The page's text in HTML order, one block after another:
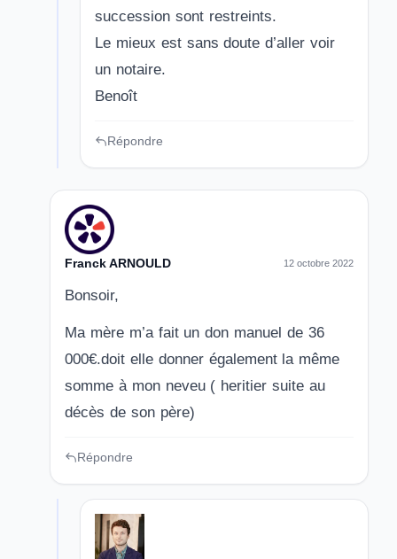
succession sont restreints.
Le mieux est sans doute d’aller voir
un notaire.
Benoît
Répondre
Franck ARNOULD 12 octobre 2022
Bonsoir,
Ma mère m’a fait un don manuel de 36
000€.doit elle donner également la même
somme à mon neveu ( heritier suite au
décès de son père)
Répondre